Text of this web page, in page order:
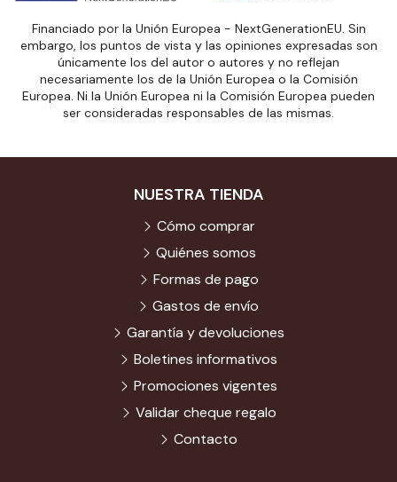
Financiado por la Unión Europea - NextGenerationEU. Sin
embargo, los puntos de vista y las opiniones expresadas son
únicamente los del autor o autores y no reflejan
necesariamente los de la Unión Europea o la Comisión
Europea. Ni la Unión Europea ni la Comisión Europea pueden
ser consideradas responsables de las mismas.
NUESTRA TIENDA
Cómo comprar
Quiénes somos
Formas de pago
Gastos de envío
Garantía y devoluciones
Boletines informativos
Promociones vigentes
Validar cheque regalo
Contacto